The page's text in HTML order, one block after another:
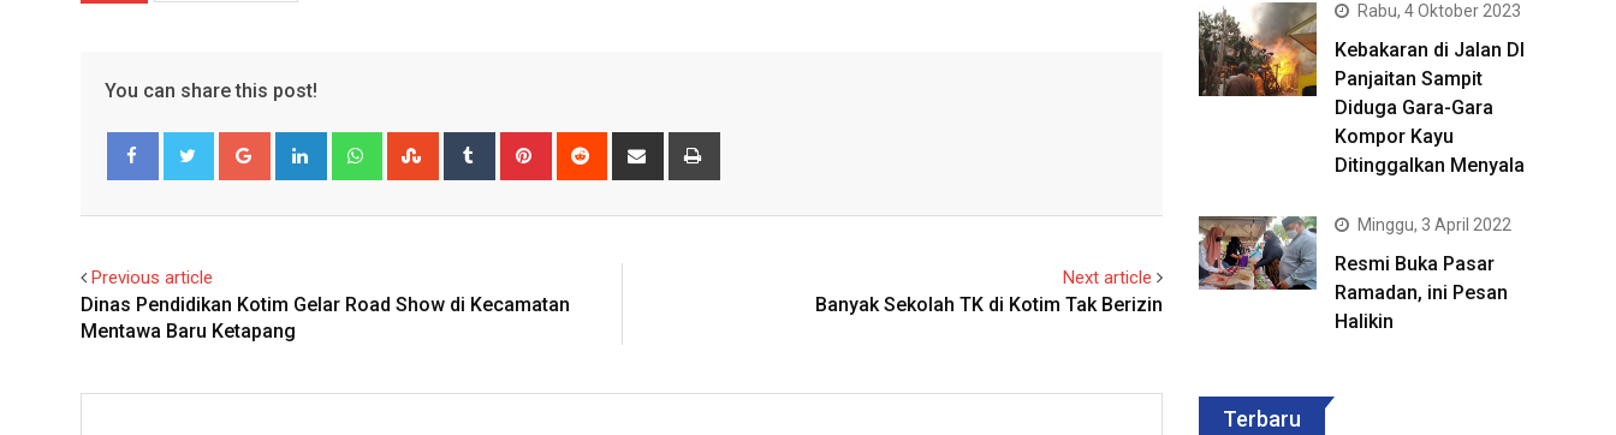
You can share this post!
Google+ LinkedIn WhatsappStumbleUpon
Tumblr Pinterest Reddit
Share
Previous article
Dinas Pendidikan Kotim Gelar Road Show di Kecamatan
Mentawa Baru Ketapang
Next article
Banyak Sekolah TK di Kotim Tak Berizin
Rabu, 4 Oktober 2023
Kebakaran di Jalan DI
Panjaitan Sampit
Diduga Gara-Gara
Kompor Kayu
Ditinggalkan Menyala
Minggu, 3 April 2022
Resmi Buka Pasar
Ramadan, ini Pesan
Halikin
Terbaru